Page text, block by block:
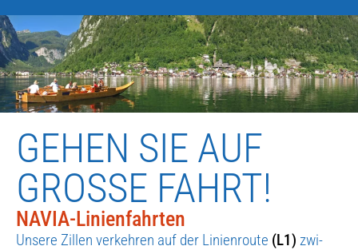
GEHEN SIE AUF
GROSSE FAHRT!
NAVIA-Linienfahrten
Unse­re Zil­len ver­keh­ren auf der Lini­en­rou­te (L1) zwi­